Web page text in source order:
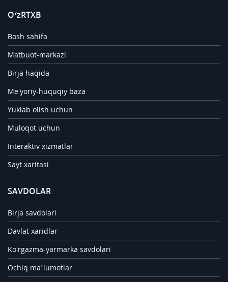
O‘zRTXB
Bosh sahifa
Matbuot-markazi
Birja haqida
Me'yoriy-huquqiy baza
Yuklab olish uchun
Muloqot uchun
Interaktiv xizmatlar
Sayt xaritasi
SAVDOLAR
Birja savdolari
Davlat xaridlar
Ko'rgazma-yarmarka savdolari
Ochiq ma’lumotlar